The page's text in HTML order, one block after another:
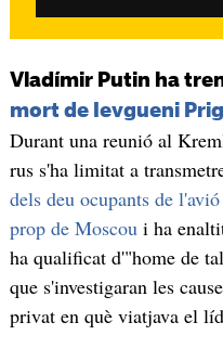
Vladímir Putin ha
mort de Ievgueni
Durant una reunió al
rus s'ha limitat a
dels deu ocupants de
prop de Moscoui ha
ha qualificat d'"home de
que s'investigaran les
privat en què viatjava el